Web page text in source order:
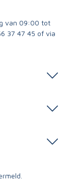
van 09:00 tot
37 47 45 of via